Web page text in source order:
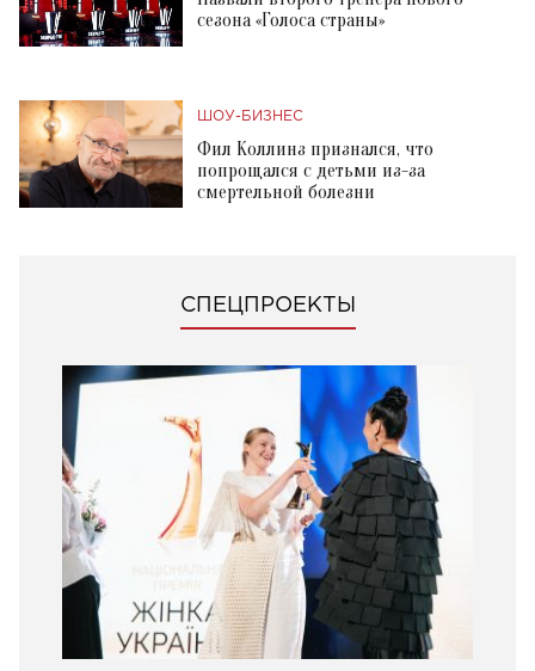
сезона «Голоса страны»
ШОУ-БИЗНЕС
Фил Коллинз признался, что
попрощался с детьми из-за
смертельной болезни
СПЕЦПРОЕКТЫ